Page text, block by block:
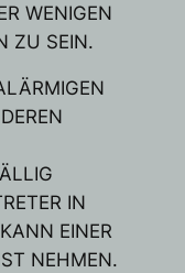
WENIGEN
ZU SEIN.
IN
EINER
NEHMEN.